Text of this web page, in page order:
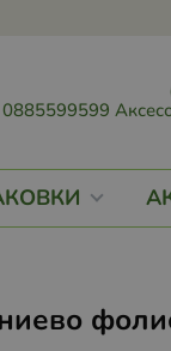
0885599599